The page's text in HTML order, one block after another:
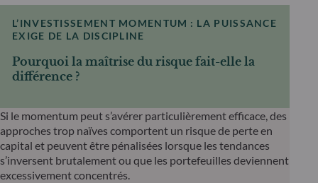
L’INVESTISSEMENT MOMENTUM : LA PUISSANCE
EXIGE DE LA DISCIPLINE
Pourquoi la maîtrise du risque fait-elle la
différence ?
Si le momentum peut s’avérer particulièrement efficace, des
approches trop naïves comportent un risque de perte en
capital et peuvent être pénalisées lorsque les tendances
s’inversent brutalement ou que les portefeuilles deviennent
excessivement concentrés.